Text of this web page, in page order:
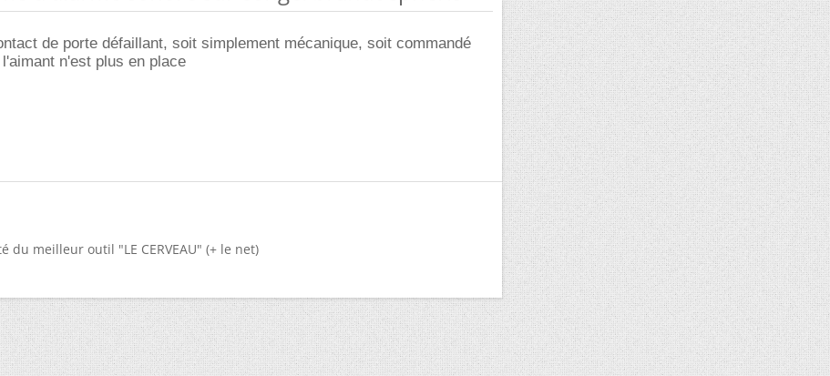
de porte défaillant, soit simplement mécanique, soit commandé
n'est plus en place
du meilleur outil "LE CERVEAU" (+ le net)